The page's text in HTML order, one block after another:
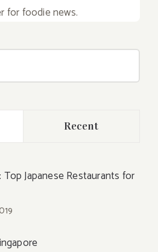
for foodie news.
Recent
Top Japanese Restaurants for